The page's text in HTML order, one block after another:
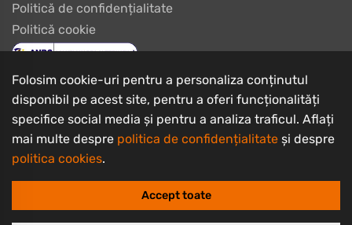
Politică de confidențialitate
Politică cookie
CUI: RO21828767, Nr. Registrul Comerțului: F08/89/2003
Folosim cookie-uri pentru a personaliza conținutul
disponibil pe acest site, pentru a oferi funcționalități
specifice social media și pentru a analiza traficul. Aflați
mai multe despre politica de confidențialitate și despre
politica cookies.
Accept toate